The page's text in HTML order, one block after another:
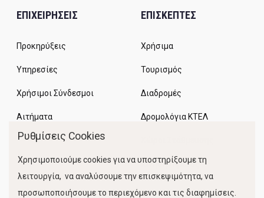
ΕΠΙΧΕΙΡΗΣΕΙΣ
Προκηρύξεις
Υπηρεσίες
Χρήσιμοι Σύνδεσμοι
Αιτήματα
ΕΠΙΣΚΕΠΤΕΣ
Χρήσιμα
Τουρισμός
Διαδρομές
Δρομολόγια ΚΤΕΛ
Κίνηση Λιμένος
Ρυθμίσεις Cookies
Χρησιμοποιούμε cookies για να υποστηρίξουμε τη
λειτουργία, να αναλύσουμε την επισκεψιμότητα, να
προσωποποιήσουμε το περιεχόμενο και τις διαφημίσεις.